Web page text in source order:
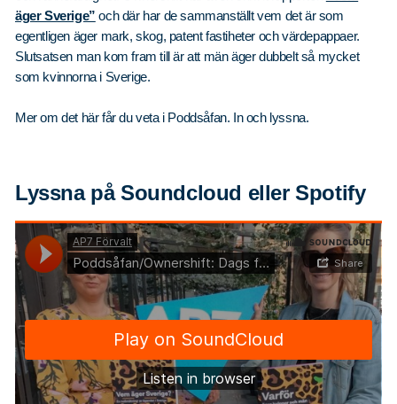
äger Sverige” och där har de sammanställt vem det är som
egentligen äger mark, skog, patent fastiheter och värdepappaer.
Slutsatsen man kom fram till är att män äger dubbelt så mycket
som kvinnorna i Sverige.
Mer om det här får du veta i Poddsåfan. In och lyssna.
Lyssna på Soundcloud eller Spotify